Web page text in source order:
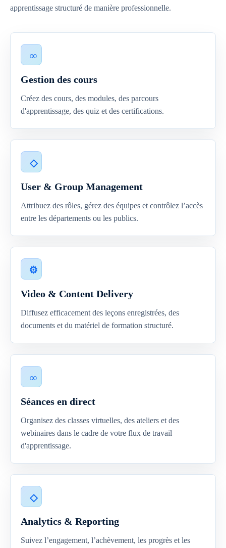
apprentissage structuré de manière professionnelle.
Gestion des cours
Créez des cours, des modules, des parcours
d'apprentissage, des quiz et des certifications.
User & Group Management
Attribuez des rôles, gérez des équipes et contrôlez l’accès
entre les départements ou les publics.
Video & Content Delivery
Diffusez efficacement des leçons enregistrées, des
documents et du matériel de formation structuré.
Séances en direct
Organisez des classes virtuelles, des ateliers et des
webinaires dans le cadre de votre flux de travail
d'apprentissage.
Analytics & Reporting
Suivez l’engagement, l’achèvement, les progrès et les